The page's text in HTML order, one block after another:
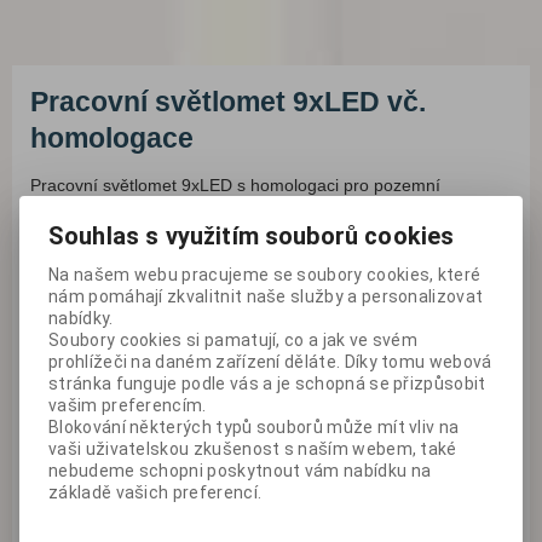
Pracovní světlomet 9xLED vč.
homologace
Pracovní světlomet 9xLED s homologaci pro pozemní
Homologace R10 a R23(AR) Výkonné LED ...
Souhlas s využitím souborů cookies
Na našem webu pracujeme se soubory cookies, které
nám pomáhají zkvalitnit naše služby a personalizovat
nabídky.
Soubory cookies si pamatují, co a jak ve svém
prohlížeči na daném zařízení děláte. Díky tomu webová
stránka funguje podle vás a je schopná se přizpůsobit
vašim preferencím.
Blokování některých typů souborů může mít vliv na
vaši uživatelskou zkušenost s naším webem, také
nebudeme schopni poskytnout vám nabídku na
základě vašich preferencí.